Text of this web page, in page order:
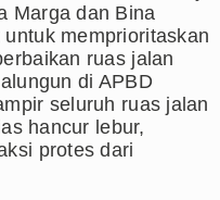
Ajak Orangtua
di Binjai
Jurnalis Surati
Seksual Bukan
Marga dan Bina
memprioritaskan
ruas jalan
di APBD
seluruh ruas jalan
hancur lebur,
protes dari